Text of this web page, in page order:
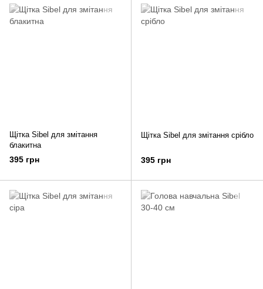
Щітка Sibel для змітання
блакитна
395 грн
Щітка Sibel для змітання срібло
395 грн